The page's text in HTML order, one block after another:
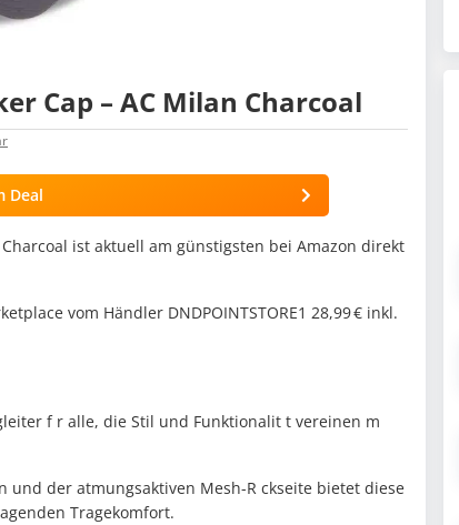
Cap – AC Milan Charcoal
Deal
ist aktuell am günstigsten bei Amazon direkt
vom Händler DNDPOINTSTORE1 28,99 € inkl.
f r alle, die Stil und Funktionalit t vereinen m
der atmungsaktiven Mesh-R ckseite bietet diese
Tragekomfort.